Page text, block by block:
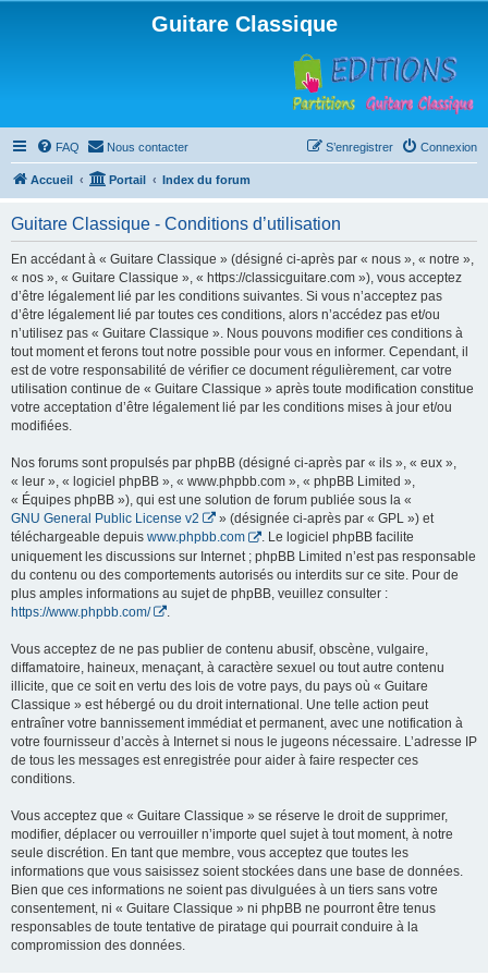
Guitare Classique
FAQ Nous contacter Connexion
S’enregistrer
Accueil Portail Index du forum
Guitare Classique - Conditions d’utilisation
En accédant à « Guitare Classique » (désigné ci-après par « nous », « notre »,
« nos », « Guitare Classique », « https://classicguitare.com »), vous acceptez
d’être légalement lié par les conditions suivantes. Si vous n’acceptez pas
d’être légalement lié par toutes ces conditions, alors n’accédez pas et/ou
n’utilisez pas « Guitare Classique ». Nous pouvons modifier ces conditions à
tout moment et ferons tout notre possible pour vous en informer. Cependant, il
est de votre responsabilité de vérifier ce document régulièrement, car votre
utilisation continue de « Guitare Classique » après toute modification constitue
votre acceptation d’être légalement lié par les conditions mises à jour et/ou
modifiées.
Nos forums sont propulsés par phpBB (désigné ci-après par « ils », « eux »,
« leur », « logiciel phpBB », « www.phpbb.com », « phpBB Limited »,
« Équipes phpBB »), qui est une solution de forum publiée sous la «
GNU General Public License v2
» (désignée ci-après par « GPL ») et
téléchargeable depuis www.phpbb.com
. Le logiciel phpBB facilite
uniquement les discussions sur Internet ; phpBB Limited n’est pas responsable
du contenu ou des comportements autorisés ou interdits sur ce site. Pour de
plus amples informations au sujet de phpBB, veuillez consulter :
https://www.phpbb.com/
Vous acceptez de ne pas publier de contenu abusif, obscène, vulgaire,
diffamatoire, haineux, menaçant, à caractère sexuel ou tout autre contenu
illicite, que ce soit en vertu des lois de votre pays, du pays où « Guitare
Classique » est hébergé ou du droit international. Une telle action peut
entraîner votre bannissement immédiat et permanent, avec une notification à
votre fournisseur d’accès à Internet si nous le jugeons nécessaire. L’adresse IP
de tous les messages est enregistrée pour aider à faire respecter ces
conditions.
Vous acceptez que « Guitare Classique » se réserve le droit de supprimer,
modifier, déplacer ou verrouiller n’importe quel sujet à tout moment, à notre
seule discrétion. En tant que membre, vous acceptez que toutes les
informations que vous saisissez soient stockées dans une base de données.
Bien que ces informations ne soient pas divulguées à un tiers sans votre
consentement, ni « Guitare Classique » ni phpBB ne pourront être tenus
responsables de toute tentative de piratage qui pourrait conduire à la
compromission des données.